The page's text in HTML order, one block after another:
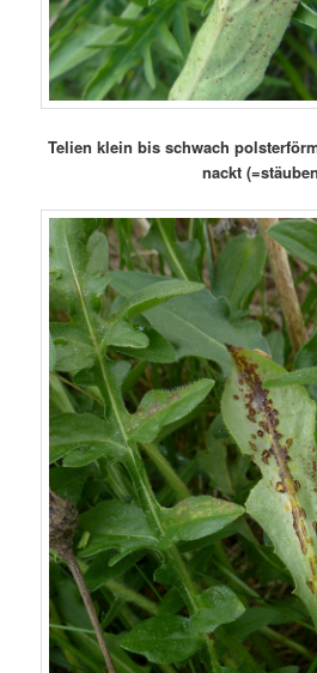
Telien klein bis schwach
nackt